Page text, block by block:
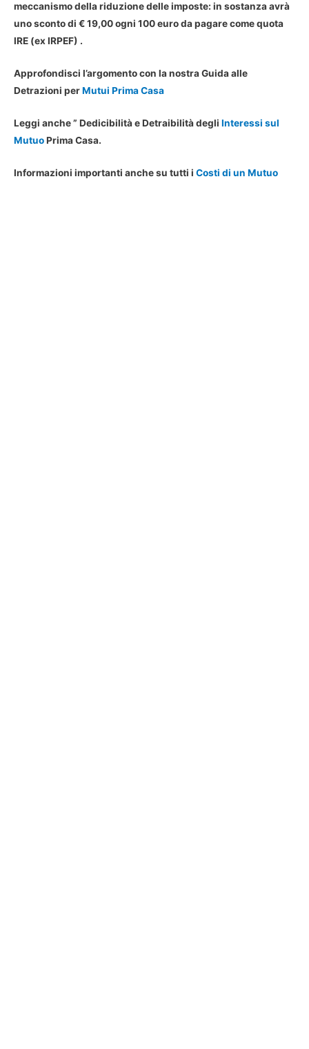
meccanismo della riduzione delle imposte: in sostanza avrà
uno sconto di € 19,00 ogni 100 euro da pagare come quota
IRE (ex IRPEF) .
Approfondisci l’argomento con la nostra Guida alle
Detrazioni perMutui Prima Casa
Leggi anche ” Dedicibilità e Detraibilità degli Interessi sul
MutuoPrima Casa.
Informazioni importanti anche su tutti i Costi di un Mutuo